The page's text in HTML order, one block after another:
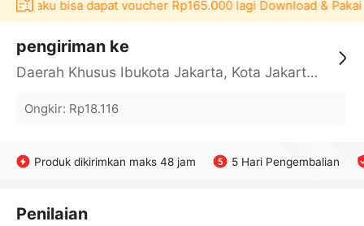
bisa dapat voucher Rp165.000 lagi Download & Pakai！
pengiriman ke
Daerah Khusus Ibukota Jakarta, Kota Jakarta Barat, Cengkareng, yy
Ongkir: Rp18.116
Produk dikirimkan maks 48 jam 5 Hari Pengembalian
Penilaian